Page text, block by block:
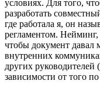
условиях. Для того,
разработать
где работала я, он
регламентом.
чтобы документ давал
внутренних
других
зависимости от того